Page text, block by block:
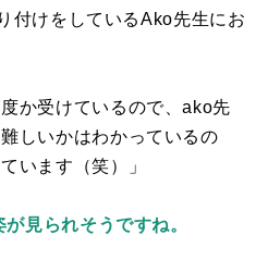
付けをしているAko先生にお
か受けているので、ako先
しいかはわかっているの
います（笑）」
見られそうですね。